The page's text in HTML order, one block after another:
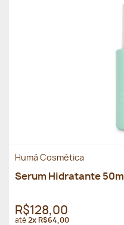
Humá Cosmética
Serum Hidratante 50ml
R$128,00
até2x R$64,00